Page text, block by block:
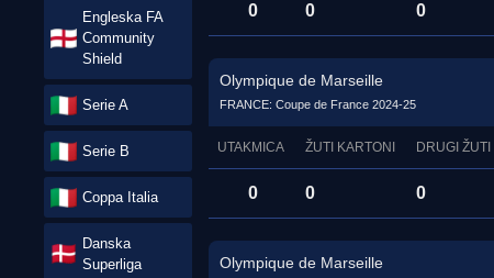
Engleska FA
Community
Shield
Serie A
Serie B
Coppa Italia
Danska
Superliga
0 0 0
Olympique de Marseille
FRANCE: Coupe de France 2024-25
UTAKMICA ŽUTI KARTONI DRUGI ŽUTI
0 0 0
Olympique de Marseille